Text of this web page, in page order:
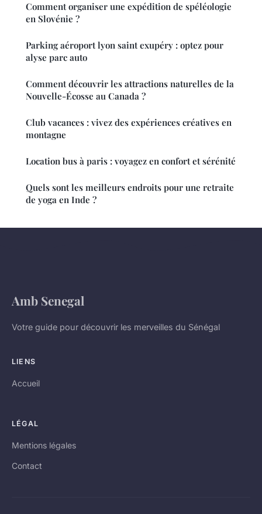
Comment organiser une expédition de spéléologie
en Slovénie ?
Parking aéroport lyon saint exupéry : optez pour
alyse parc auto
Comment découvrir les attractions naturelles de la
Nouvelle-Écosse au Canada ?
Club vacances : vivez des expériences créatives en
montagne
Location bus à paris : voyagez en confort et sérénité
Quels sont les meilleurs endroits pour une retraite
de yoga en Inde ?
Amb Senegal
Votre guide pour découvrir les merveilles du Sénégal
LIENS
Accueil
LÉGAL
Mentions légales
Contact